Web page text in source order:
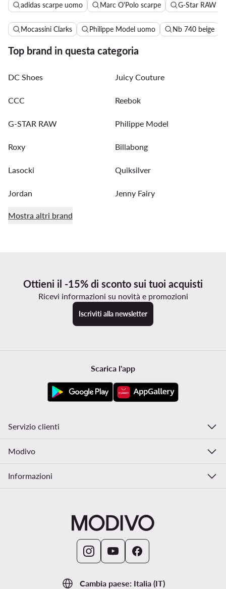
adidas scarpe uomo Marc O'Polo scarpe G-Star RAW
Mocassini Clarks Philippe Model uomo Nb 740 beige
Top brand in questa categoria
DC Shoes Juicy Couture
CCC Reebok
G-STAR RAW Philippe Model
Roxy Billabong
Lasocki Quiksilver
Jordan Jenny Fairy
Mostra altri brand
Ottieni il -15% di sconto sui tuoi acquisti
Ricevi informazioni su novità e promozioni
Iscriviti alla newsletter
Cambia paese: Italia (IT)
Scarica l'app
Servizio clienti
Modivo
Informazioni